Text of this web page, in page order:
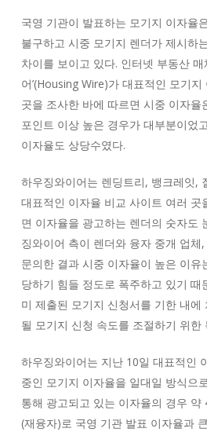
국영 기관이 발표하는 모기지 이자율
불구하고 시중 모기지 렌더가 제시하
차이를 보이고 있다. 인터넷 부동산 매
어’(Housing Wire)가 대표적인 모기
곳을 조사한 바에 따르면 시중 이자율
포인트 이상 높은 경우가 대부분이었
이자율도 상당수였다.
하우징와이어는 렌딩트리, 뱅크레잇,
대표적인 이자율 비교 사이트 여러 곳
면 이자율을 광고하는 렌더의 숫자도
징와이어 측이 렌더와 융자 중개 업체
문의한 결과 시중 이자율이 높은 이
당하기 힘들 정도로 폭주하고 있기 때
미 제출된 모기지 신청서를 기한 내에
될 모기지 신청 속도를 조절하기 위한
하우징와이어는 지난 10일 대표적인
중인 모기지 이자율을 일대일 방식으
통해 광고되고 있는 이자율의 경우 약
(재융자)로 국영 기관 발표 이자율과